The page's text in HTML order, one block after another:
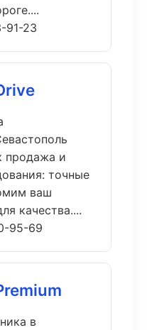
91-23
продажа и
точные
ваш
качества....
95-69
в